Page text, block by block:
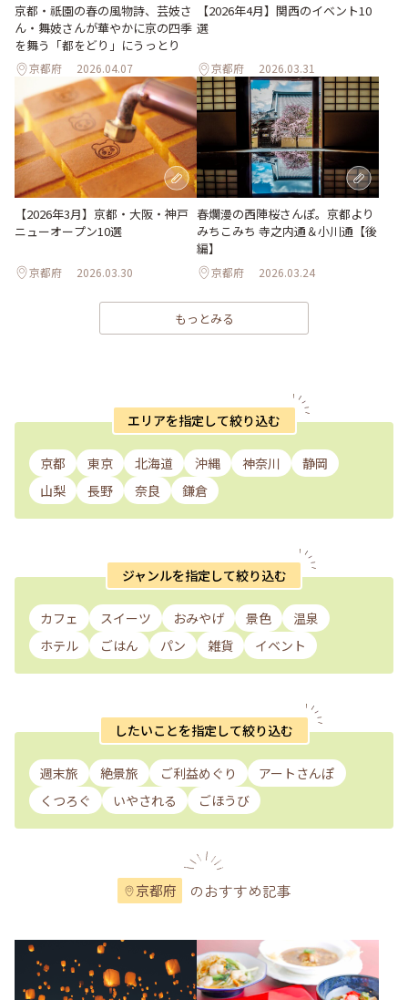
京都・祇園の春の風物詩、芸妓さ
ん・舞妓さんが華やかに京の四季
を舞う「都をどり」にうっとり
京都府 2026.04.07
【2026年4月】関西のイベント10
選
京都府 2026.03.31
【2026年3月】京都・大阪・神戸
ニューオープン10選
京都府 2026.03.30
春爛漫の西陣桜さんぽ。京都より
みちこみち 寺之内通＆小川通【後
編】
京都府 2026.03.24
もっとみる
エリアを指定して絞り込む
京都 東京 北海道 沖縄 神奈川
静岡
山梨
長野 奈良 鎌倉
ジャンルを指定して絞り込む
カフェ スイーツ おみやげ 景色
温泉
ホテル
ごはん パン 雑貨 イベント
したいことを指定して絞り込む
週末旅 絶景旅 ご利益めぐり
アートさんぽ
くつろぐ
いやされる ごほうび
京都府 のおすすめ記事